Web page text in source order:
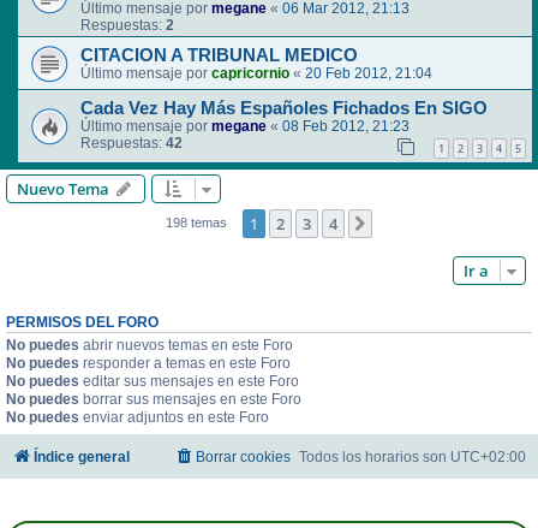
Último mensaje por megane « 06 Mar 2012, 21:13
Respuestas: 2
CITACION A TRIBUNAL MEDICO
Último mensaje por capricornio « 20 Feb 2012, 21:04
Cada Vez Hay Más Españoles Fichados En SIGO
Último mensaje por megane « 08 Feb 2012, 21:23
Respuestas: 42 1 2 3 4 5
Nuevo Tema
198 temas 1 2 3 4
Ir a
PERMISOS DEL FORO
No puedes abrir nuevos temas en este Foro
No puedes responder a temas en este Foro
No puedes editar sus mensajes en este Foro
No puedes borrar sus mensajes en este Foro
No puedes enviar adjuntos en este Foro
Índice general Todos los horarios son UTC+02:00
Borrar cookies